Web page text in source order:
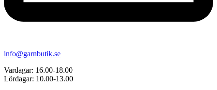
info@garnbutik.se
Vardagar: 16.00-18.00
Lördagar: 10.00-13.00